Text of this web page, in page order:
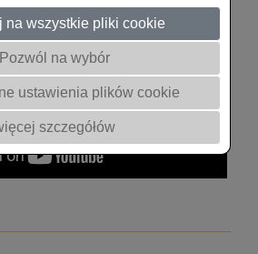
na wszystkie pliki cookie
Pozwól na wybór
ustawienia plików cookie
szczegółów
rzepaku, którą
Krzemieniewie oraz polach
hodowlanej NPZ Lembke w
24.05.2022.